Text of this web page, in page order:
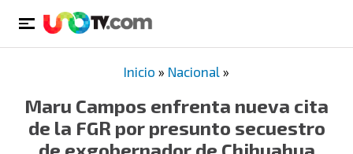
Inicio » Nacional »
Maru Campos enfrenta nueva cita
de la FGR por presunto secuestro